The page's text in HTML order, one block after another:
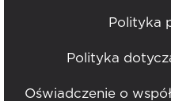
Polityka
Polityka
Oświadczenie o